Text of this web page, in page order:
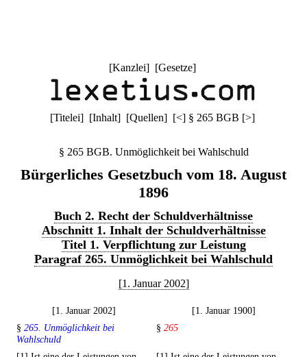
[Kanzlei] [Gesetze]
[Titelei] [Inhalt] [Quellen] [<] § 265 BGB [>]
§ 265 BGB. Unmöglichkeit bei Wahlschuld
Bürgerliches Gesetzbuch vom 18. August
1896
Buch 2. Recht der Schuldverhältnisse
Abschnitt 1. Inhalt der Schuldverhältnisse
Titel 1. Verpflichtung zur Leistung
Paragraf 265. Unmöglichkeit bei Wahlschuld
[1. Januar 2002]
[1. Januar 2002]
[1. Januar 1900]
§ 265. Unmöglichkeit bei
Wahlschuld
§ 265